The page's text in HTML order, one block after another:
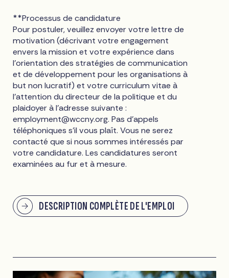
**Processus de candidature
Pour postuler, veuillez envoyer votre lettre de
motivation (décrivant votre engagement
envers la mission et votre expérience dans
l'orientation des stratégies de communication
et de développement pour les organisations à
but non lucratif) et votre curriculum vitae à
l'attention du directeur de la politique et du
plaidoyer à l'adresse suivante :
employment@wccny.org. Pas d'appels
téléphoniques s'il vous plaît. Vous ne serez
contacté que si nous sommes intéressés par
votre candidature. Les candidatures seront
examinées au fur et à mesure.
DESCRIPTION COMPLÈTE DE L'EMPLOI